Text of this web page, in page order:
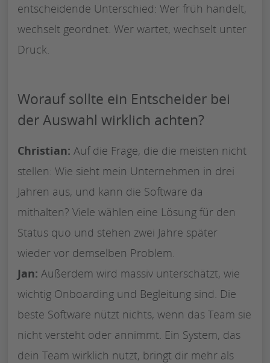
entscheidende Unterschied: Wer früh handelt,
wechselt geordnet. Wer wartet, wechselt unter
Druck.
Worauf sollte ein Entscheider bei
der Auswahl wirklich achten?
Christian: Auf die Frage, die die meisten nicht
stellen: Wie sieht mein Unternehmen in drei
Jahren aus, und kann die Software da
mithalten? Viele wählen eine Lösung für den
Status quo und stehen zwei Jahre später
wieder vor demselben Problem.
Jan: Außerdem wird massiv unterschätzt, wie
wichtig Onboarding und Begleitung sind. Die
beste Software nützt nichts, wenn das Team sie
nicht versteht oder annimmt. Ein System, das
dein Team wirklich nutzt, bringt dir mehr als